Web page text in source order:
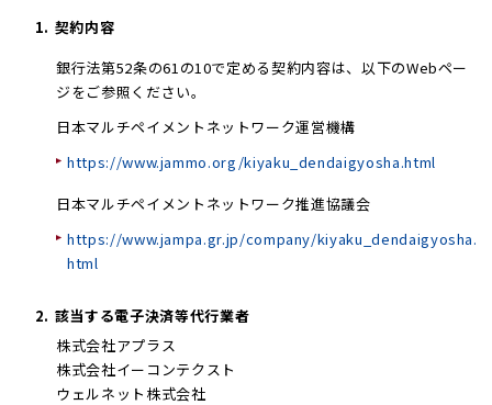
1. 契約内容
銀行法第52条の61の10で定める契約内容は、以下のWebペー
ジをご参照ください。
日本マルチペイメントネットワーク運営機構
https://www.jammo.org/kiyaku_dendaigyosha.html
日本マルチペイメントネットワーク推進協議会
https://www.jampa.gr.jp/company/kiyaku_dendaigyosha.
html
2. 該当する電子決済等代行業者
株式会社アプラス
株式会社イーコンテクスト
ウェルネット株式会社